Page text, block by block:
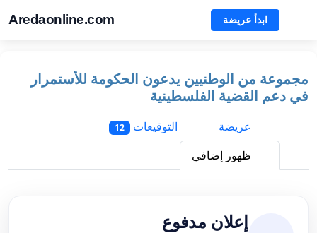
Aredaonline.com ابدأ عريضة
مجموعة من الوطنيين يدعون الحكومة للأستمرار
في دعم القضية الفلسطينية
عريضة
التوقيعات 12
ظهور إضافي
إعلان مدفوع